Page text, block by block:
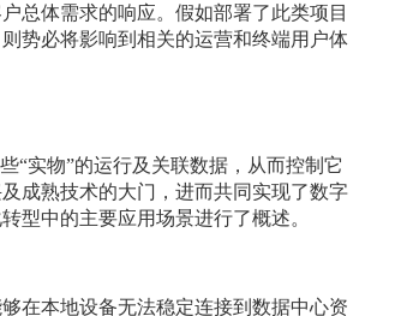
总体需求的响应。假如部署了此类项目
势必将影响到相关的运营和终端用户体
“实物”的运行及关联数据，从而控制它
成熟技术的大门，进而共同实现了数字
型中的主要应用场景进行了概述。
在本地设备无法稳定连接到数据中心资